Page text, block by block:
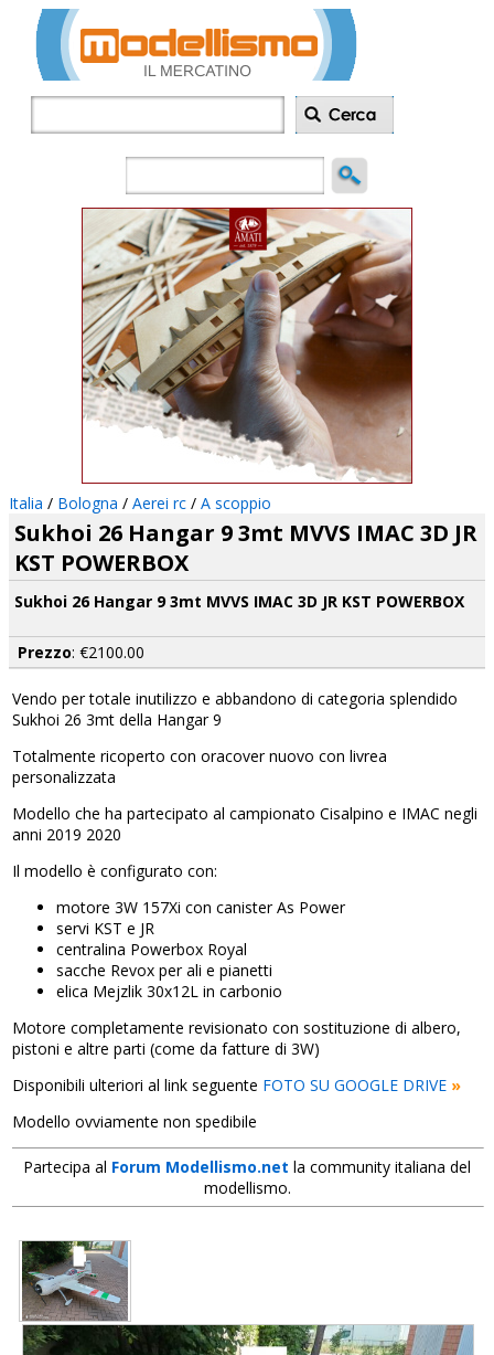
Italia / Bologna / Aerei rc / A scoppio
Sukhoi 26 Hangar 9 3mt MVVS IMAC 3D JR
KST POWERBOX
Sukhoi 26 Hangar 9 3mt MVVS IMAC 3D JR KST POWERBOX
Prezzo: €2100.00
Vendo per totale inutilizzo e abbandono di categoria splendido
Sukhoi 26 3mt della Hangar 9
Totalmente ricoperto con oracover nuovo con livrea
personalizzata
Modello che ha partecipato al campionato Cisalpino e IMAC negli
anni 2019 2020
Il modello è configurato con:
motore 3W 157Xi con canister As Power
servi KST e JR
centralina Powerbox Royal
sacche Revox per ali e pianetti
elica Mejzlik 30x12L in carbonio
Motore completamente revisionato con sostituzione di albero,
pistoni e altre parti (come da fatture di 3W)
Disponibili ulteriori al link seguente FOTO SU GOOGLE DRIVE »
Modello ovviamente non spedibile
Partecipa al Forum Modellismo.net la community italiana del
modellismo.